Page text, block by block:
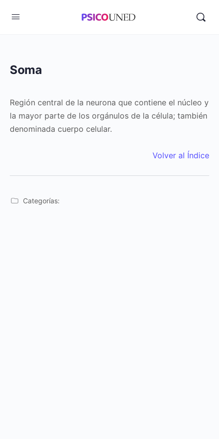
Soma
Región central de la neurona que contiene el núcleo y
la mayor parte de los orgánulos de la célula; también
denominada cuerpo celular.
Volver al Índice
Categorías: